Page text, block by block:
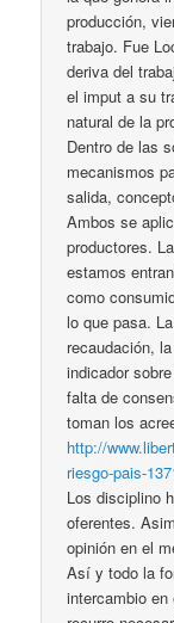
producción,
trabajo. Fue
deriva del
el imput a su
natural de la
Dentro de las
mecanismos
salida,
Ambos se
productores.
estamos
como
lo que pasa.
recaudación,
indicador
falta de
toman los
http://
riesgo-pais-
Los disciplino
oferentes.
opinión en el
Así y todo la
intercambio